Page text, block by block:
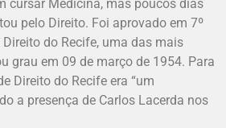
cursar Medicina, mas poucos dias
pelo Direito. Foi aprovado em 7º
do Recife, uma das mais
grau em 09 de março de 1954. Para
Direito do Recife era “um
a presença de Carlos Lacerda nos